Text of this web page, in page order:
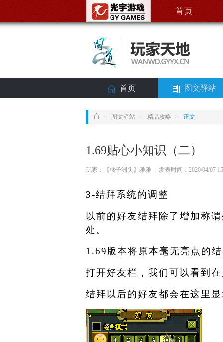
首页
首页 图文驿站
> 图文驿站 > 精品攻略 > 正文
1.69贴心小知识（二）
玩家：【橘子洲头】雅雅 发表时间：2020/04/07
3-结拜系统的调整
以前的好友结拜除了增加称
处。
1.69版本将原本毫无亮点的
打开好友栏，我们可以看到
结拜以后的好友都会在这里